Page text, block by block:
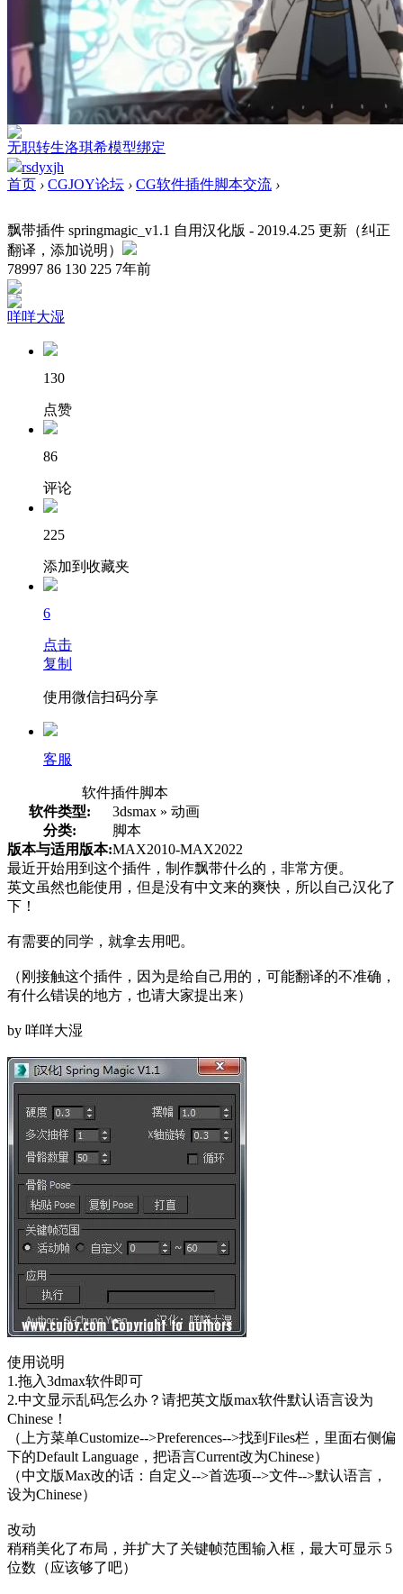
无职转生洛琪希模型绑定
rsdyxjh
首页 › CGJOY论坛 › CG软件插件脚本交流 ›
飘带插件 springmagic_v1.1 自用汉化版 - 2019.4.25 更新（纠正
翻译，添加说明）
78997 86 130 225 7年前
咩咩大湿
130
点赞
86
评论
225
添加到收藏夹
6
点击
复制
使用微信扫码分享
客服
软件插件脚本
软件类型:
3dsmax » 动画
分类:
脚本
版本与适用版本:MAX2010-MAX2022
最近开始用到这个插件，制作飘带什么的，非常方便。
英文虽然也能使用，但是没有中文来的爽快，所以自己汉化了
下！
有需要的同学，就拿去用吧。
（刚接触这个插件，因为是给自己用的，可能翻译的不准确，
有什么错误的地方，也请大家提出来）
by 咩咩大湿
使用说明
1.拖入3dmax软件即可
2.中文显示乱码怎么办？请把英文版max软件默认语言设为
Chinese！
（上方菜单Customize-->Preferences-->找到Files栏，里面右侧偏
下的Default Language，把语言Current改为Chinese）
（中文版Max改的话：自定义-->首选项-->文件-->默认语言，
设为Chinese）
改动
稍稍美化了布局，并扩大了关键帧范围输入框，最大可显示 5
位数（应该够了吧）